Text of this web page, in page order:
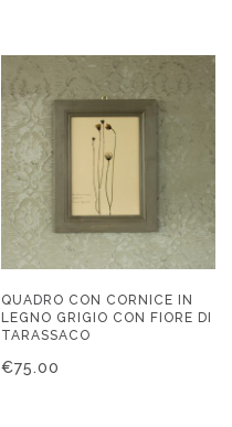
QUADRO CON CORNICE IN
LEGNO GRIGIO CON FIORE DI
TARASSACO
€75.00